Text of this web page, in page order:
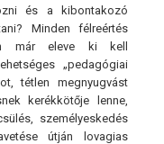
és a kibontakozó
Minden félreértés
már eleve ki kell
„pedagógiai
tétlen megnyugvást
kerékkötője lenne,
személyeskedés
útján lovagias